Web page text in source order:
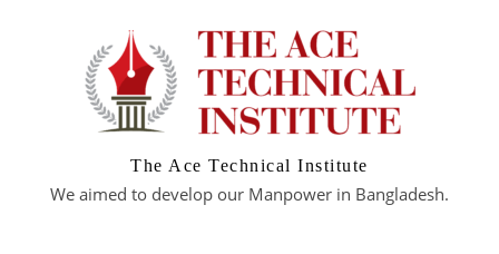
The Ace Technical Institute
We aimed to develop our Manpower in Bangladesh.